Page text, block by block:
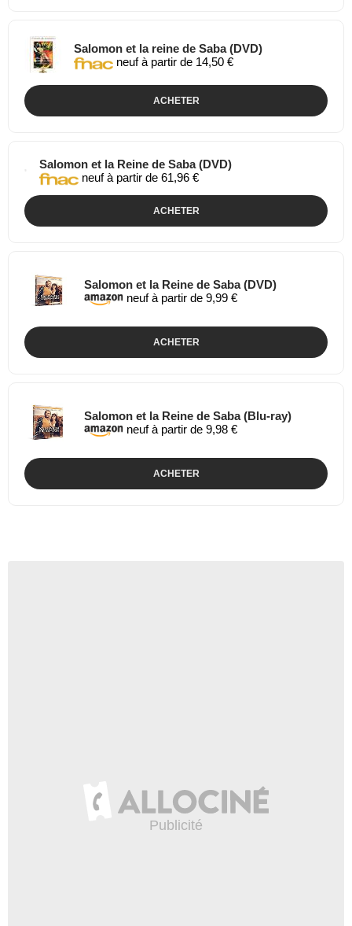
Salomon et la reine de Saba (DVD)
neuf à partir de 14,50 €
ACHETER
Salomon et la Reine de Saba (DVD)
neuf à partir de 61,96 €
ACHETER
Salomon et la Reine de Saba (DVD)
neuf à partir de 9,99 €
ACHETER
Salomon et la Reine de Saba (Blu-ray)
neuf à partir de 9,98 €
ACHETER